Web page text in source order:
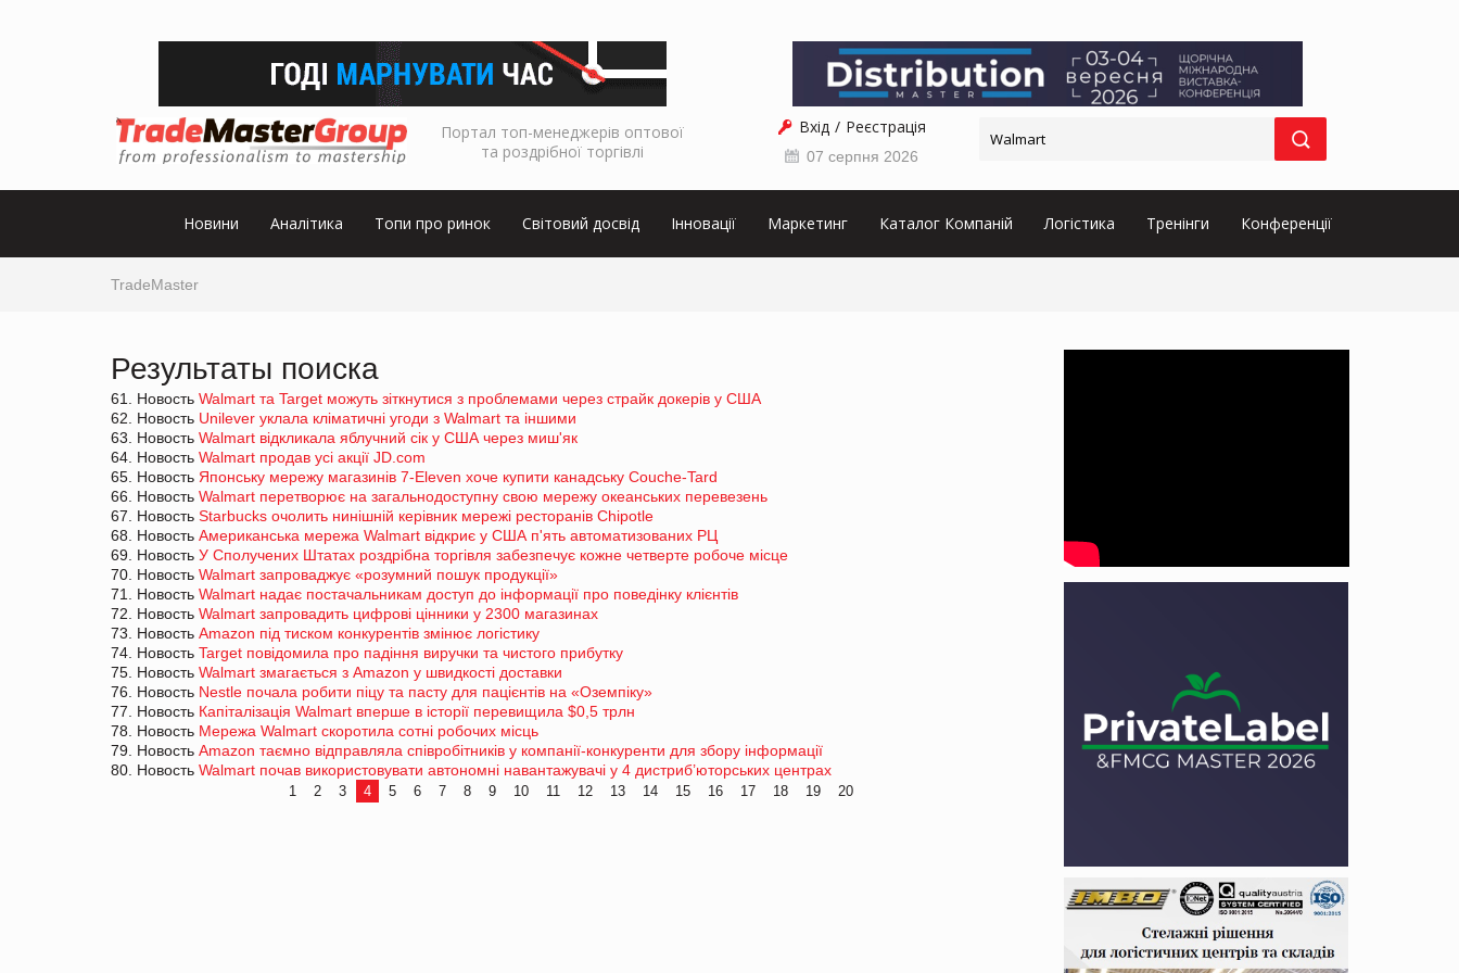
Портал топ-менеджерів оптової
та роздрібної торгівлі
Вхід Реєстрація
07 серпня 2026
Новини Аналітика Топи про ринок Світовий досвід Інновації Маркетинг Каталог Компаній Логістика Тренінги Конференції
TradeMaster
Результаты поиска
61. Новость Walmart та Target можуть зіткнутися з проблемами через страйк докерів у США
62. Новость Unilever уклала кліматичні угоди з Walmart та іншими
63. Новость Walmart відкликала яблучний сік у США через миш'як
64. Новость Walmart продав усі акції JD.com
65. Новость Японську мережу магазинів 7-Eleven хоче купити канадську Couche-Tard
66. Новость Walmart перетворює на загальнодоступну свою мережу океанських перевезень
67. Новость Starbucks очолить нинішній керівник мережі ресторанів Chipotle
68. Новость Американська мережа Walmart відкриє у США п'ять автоматизованих РЦ
69. Новость У Сполучених Штатах роздрібна торгівля забезпечує кожне четверте робоче місце
70. Новость Walmart запроваджує «розумний пошук продукції»
71. Новость Walmart надає постачальникам доступ до інформації про поведінку клієнтів
72. Новость Walmart запровадить цифрові цінники у 2300 магазинах
73. Новость Amazon під тиском конкурентів змінює логістику
74. Новость Target повідомила про падіння виручки та чистого прибутку
75. Новость Walmart змагається з Amazon у швидкості доставки
76. Новость Nestle почала робити піцу та пасту для пацієнтів на «Оземпіку»
77. Новость Капіталізація Walmart вперше в історії перевищила $0,5 трлн
78. Новость Мережа Walmart скоротила сотні робочих місць
79. Новость Amazon таємно відправляла співробітників у компанії-конкуренти для збору інформації
80. Новость Walmart почав використовувати автономні навантажувачі у 4 дистриб’юторських центрах
1 2 3 4 5 6 7 8 9 10 11 12 13 14 15 16 17 18 19 20